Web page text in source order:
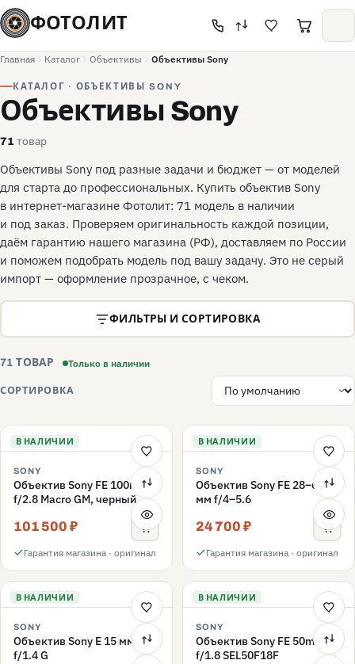
ФОТОЛИТ
Главная Каталог Объективы Объективы Sony
КАТАЛОГ · ОБЪЕКТИВЫ SONY
Объективы Sony
71 товар
Объективы Sony под разные задачи и бюджет — от моделей
для старта до профессиональных. Купить объектив Sony
в интернет-магазине Фотолит: 71 модель в наличии
и под заказ. Проверяем оригинальность каждой позиции,
даём гарантию нашего магазина (РФ), доставляем по России
и поможем подобрать модель под вашу задачу. Это не серый
импорт — оформление прозрачное, с чеком.
ФИЛЬТРЫ И СОРТИРОВКА
71 ТОВАР Только в наличии
СОРТИРОВКА
В НАЛИЧИИ
SONY
Объектив Sony FE 100mm
f/2.8 Macro GM, черный
101 500 ₽
Гарантия магазина · оригинал
В НАЛИЧИИ
SONY
Объектив Sony FE 28–60
мм f/4–5.6
24 700 ₽
Гарантия магазина · оригинал
В НАЛИЧИИ
SONY
Объектив Sony E 15 мм
f/1.4 G
В НАЛИЧИИ
SONY
Объектив Sony FE 50mm
f/1.8 SEL50F18F